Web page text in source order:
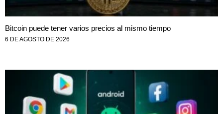
Bitcoin puede tener varios precios al mismo tiempo
6 DE AGOSTO DE 2026